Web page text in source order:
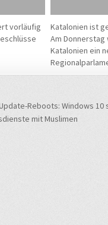
vorläufig
Katalonien ist
Am Donnerstag
Katalonien ein
Reboots: Windows
mit Muslimen